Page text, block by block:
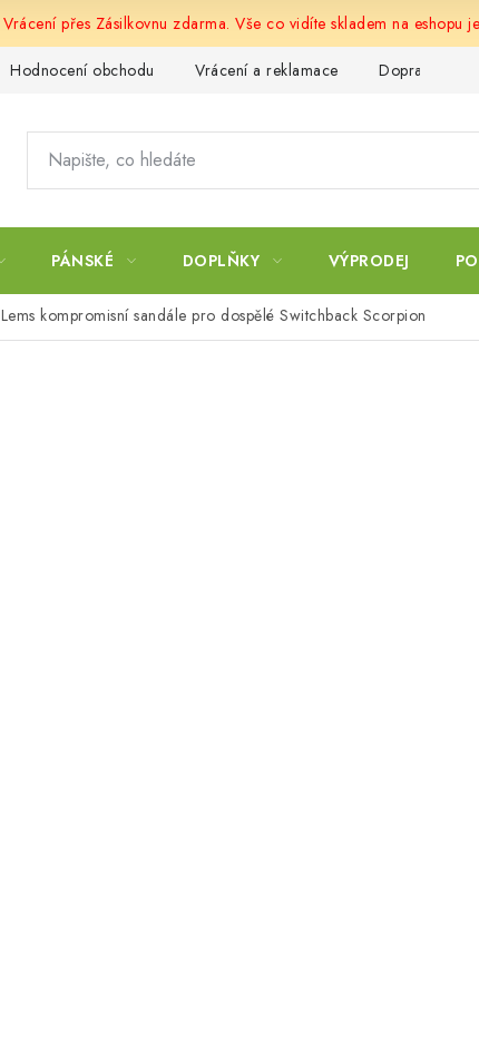
Vrácení přes Zásilkovnu zdarma. Vše co vidíte skladem na eshopu
Hodnocení obchodu Vrácení a reklamace Doprava a
PÁNSKÉ DOPLŇKY VÝPRODEJ
Lems kompromisní sandále pro dospělé Switchback Scorpion